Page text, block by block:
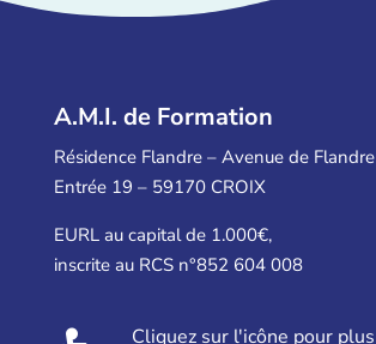
A.M.I. de Formation
Résidence Flandre – Avenue de Flandre
Entrée 19 – 59170 CROIX
EURL au capital de 1.000€,
inscrite au RCS n°852 604 008
Cliquez sur l'icône pour plus